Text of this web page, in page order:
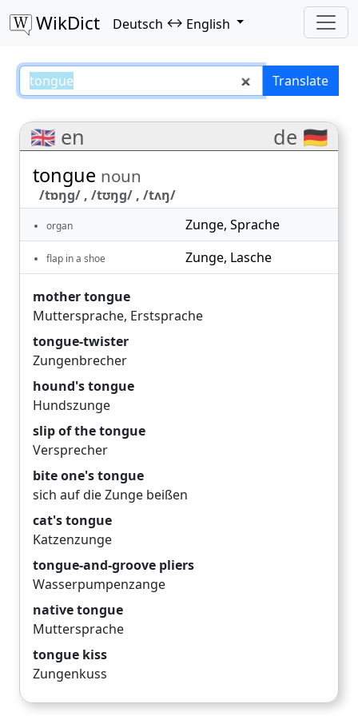
WikDict Deutsch ↔ English
tongue – Deutsch–EnglishTranslate
🇬🇧 en de 🇩🇪
tongue noun
/tɒŋɡ/ , /tʊŋɡ/ , /tʌŋ/
organ Zunge, Sprache
flap in a shoe Zunge, Lasche
mother tongue
Muttersprache, Erstsprache
tongue-twister
Zungenbrecher
hound's tongue
Hundszunge
slip of the tongue
Versprecher
bite one's tongue
sich auf die Zunge beißen
cat's tongue
Katzenzunge
tongue-and-groove pliers
Wasserpumpenzange
native tongue
Muttersprache
tongue kiss
Zungenkuss